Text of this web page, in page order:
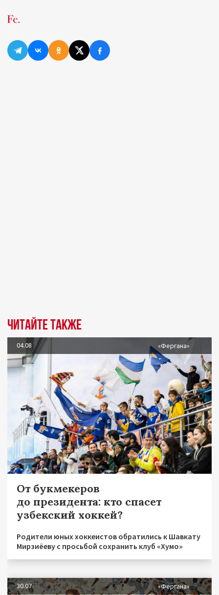
Читайте также
04.08 «Фергана»
От букмекеров
до президента: кто спасет
узбекский хоккей?
Родители юных хоккеистов обратились к Шавкату
Мирзиёеву с просьбой сохранить клуб «Хумо»
30.07 «Фергана»